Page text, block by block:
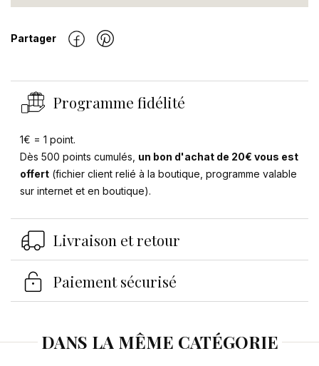
Partager
Programme fidélité
1€ = 1 point.
Dès 500 points cumulés, un bon d'achat de 20€ vous est
offert(fichier client relié à la boutique, programme valable
sur internet et en boutique).
Livraison et retour
Paiement sécurisé
DANS LA MÊME CATÉGORIE
Se connecter ×